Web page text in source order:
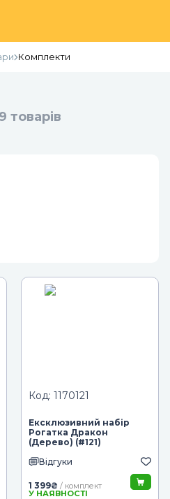
Комплекти
товарів
Код: 1170121
Ексклюзивний набір
Рогатка Дракон
(Дерево) (#121)
Відгуки
1 399₴ / комплект
У НАЯВНОСТІ